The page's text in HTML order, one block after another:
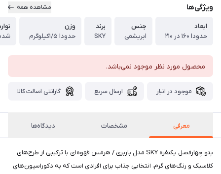
ویژگی‌ها مشاهده همه
ابعاد
حدودا ۱۶۰ در ۲۱۰
جنس
ابریشمی
برند
SKY
وزن
حدودا ۱/۵کیلوگرم
محصول مورد نظر موجود نمی‌باشد.
موجود در انبار ارسال سریع گارانتی اصالت کالا
معرفی مشخصات دیدگاه‌ها
پتو چهارفصل یکنفره SKY مدل باربری / هرمس قهوه‌ای با ترکیبی از طرح‌های
کلاسیک و رنگ‌های گرم، انتخابی جذاب برای افرادی است که به دکوراسیون‌های